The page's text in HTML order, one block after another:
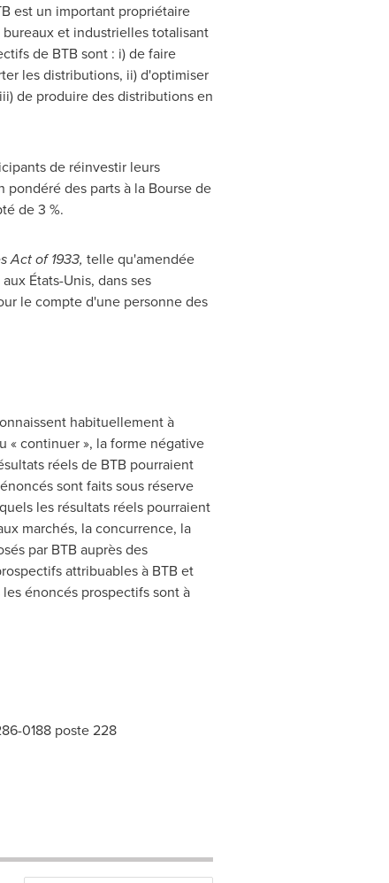
est un important propriétaire
et industrielles totalisant
de BTB sont : i) de faire
les distributions, ii) d'optimiser
de produire des distributions en
de réinvestir leurs
des parts à la Bourse de
de 3 %.
Act of 1933, telle qu'amendée
États-Unis, dans ses
le compte d'une personne des
habituellement à
« continuer », la forme négative
réels de BTB pourraient
sont faits sous réserve
les résultats réels pourraient
marchés, la concurrence, la
par BTB auprès des
attribuables à BTB et
énoncés prospectifs sont à
0188 poste 228